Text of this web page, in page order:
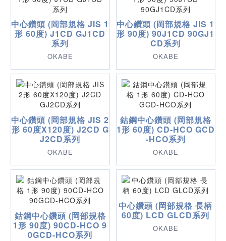
中心鑽頭 (岡部規格 JIS 1
形 60度) J1CD GJ1CD
系列
OKABE
中心鑽頭 (岡部規格 JIS 1
形 90度) 90J1CD 90GJ1
CD系列
OKABE
中心鑽頭 (岡部規格 JIS 2
形 60度X120度) J2CD G
J2CD系列
OKABE
鈷鋼中心鑽頭 (岡部規格
1形 60度) CD-HCO GCD
-HCO系列
OKABE
鈷鋼中心鑽頭 (岡部規格
1形 90度) 90CD-HCO 9
0GCD-HCO系列
中心鑽頭 (岡部規格 長柄
60度) LCD GLCD系列
OKABE